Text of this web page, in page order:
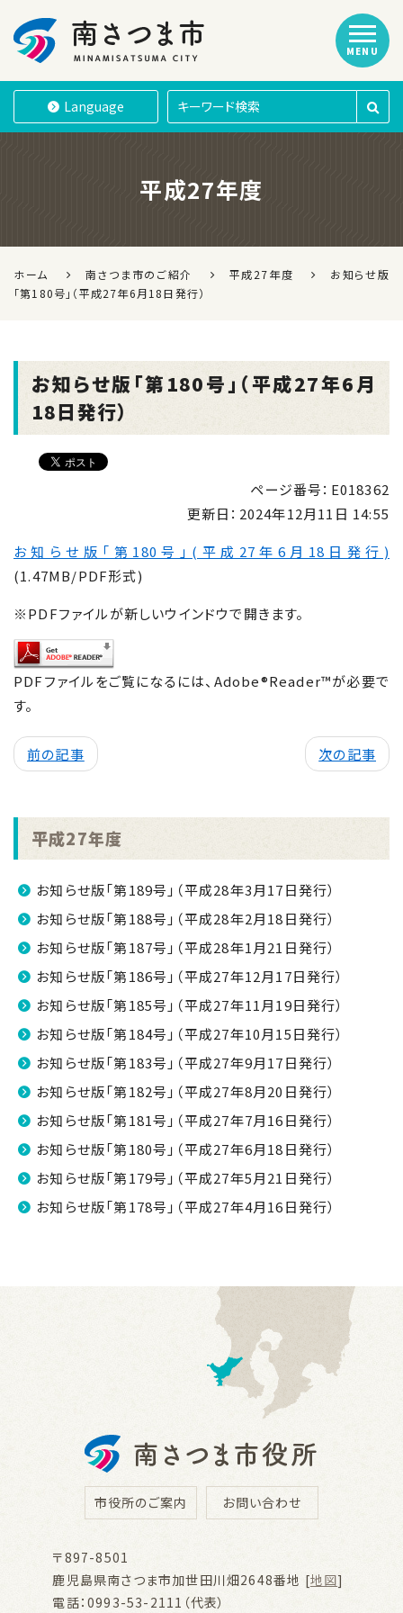
南さつま市
Language
MENU
平成27年度
ホーム 南さつま市のご紹介 平成27年度
お知らせ版
「第180号」（平成27年6月18日発行）
お知らせ版「第180号」（平成27年6月
18日発行）
ページ番号：E018362
更新日： 2024年12月11日 14:55
お知らせ版「第180号」(平成27年6月18日発行)
(1.47MB/PDF形式)
※PDFファイルが新しいウインドウで開きます。
PDFファイルをご覧になるには、Adobe®Reader™が必要で
す。
前の記事 次の記事
平成27年度
お知らせ版「第189号」（平成28年3月17日発行）
お知らせ版「第188号」（平成28年2月18日発行）
お知らせ版「第187号」（平成28年1月21日発行）
お知らせ版「第186号」（平成27年12月17日発行）
お知らせ版「第185号」（平成27年11月19日発行）
お知らせ版「第184号」（平成27年10月15日発行）
お知らせ版「第183号」（平成27年9月17日発行）
お知らせ版「第182号」（平成27年8月20日発行）
お知らせ版「第181号」（平成27年7月16日発行）
お知らせ版「第180号」（平成27年6月18日発行）
お知らせ版「第179号」（平成27年5月21日発行）
お知らせ版「第178号」（平成27年4月16日発行）
市役所のご案内 お問い合わせ
〒897-8501
鹿児島県南さつま市加世田川畑2648番地 [地図]
電話：0993-53-2111（代表）